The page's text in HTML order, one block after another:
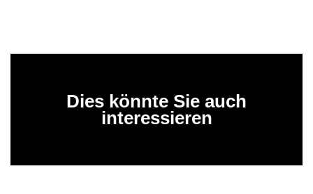
Dies könnte Sie auch
interessieren